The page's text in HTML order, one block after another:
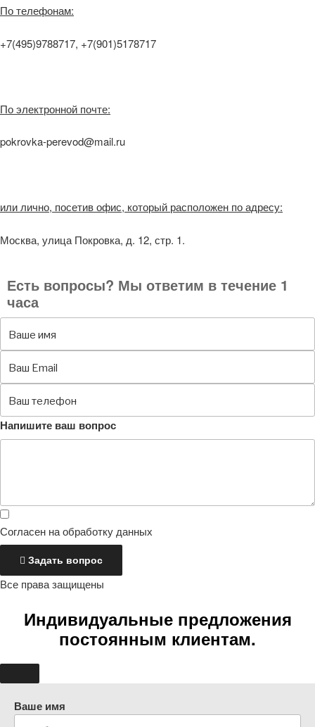
По телефонам:
+7(495)9788717, +7(901)5178717
По электронной почте:
pokrovka-perevod@mail.ru
или лично, посетив офис, который расположен по адресу:
Москва, улица Покровка, д. 12, стр. 1.
Есть вопросы? Мы ответим в течение 1
часа
Напишите ваш вопрос
Согласен на обработку данных
Задать вопрос
Все права защищены
Индивидуальные предложения
постоянным клиентам.
Ваше имя